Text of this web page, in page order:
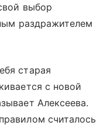
выбор
раздражителем
старая
с новой
Алексеева.
считалось